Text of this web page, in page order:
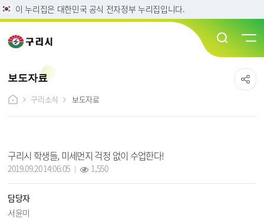
이 누리집은 대한민국 공식 전자정부 누리집입니다.
보도자료
구리소식
보도자료
구리시 학생들, 미세먼지 걱정 없이 수업한다!
2019.09.20 14:06:05 1,550
담당자
서윤미